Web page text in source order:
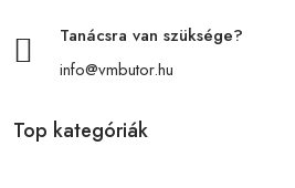
Tanácsra van szüksége?
info@vmbutor.hu
Top kategóriák